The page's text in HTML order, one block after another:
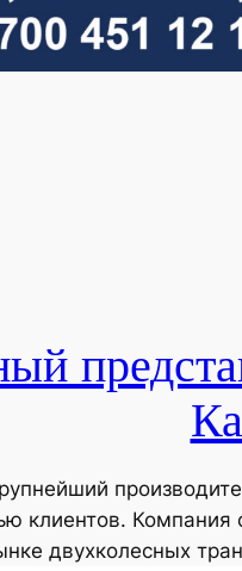
клиентов. Компания
двухколесных